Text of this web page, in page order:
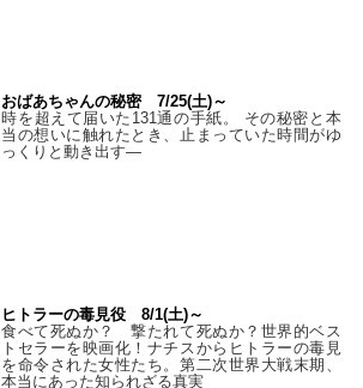
おばあちゃんの秘密 7/25(土)～
時を超えて届いた131通の手紙。 その秘密と本
当の想いに触れたとき、止まっていた時間がゆ
っくりと動き出す―
ヒトラーの毒見役 8/1(土)～
食べて死ぬか？ 撃たれて死ぬか？世界的ベス
トセラーを映画化！ナチスからヒトラーの毒見
を命令された女性たち。第二次世界大戦末期、
本当にあった知られざる真実